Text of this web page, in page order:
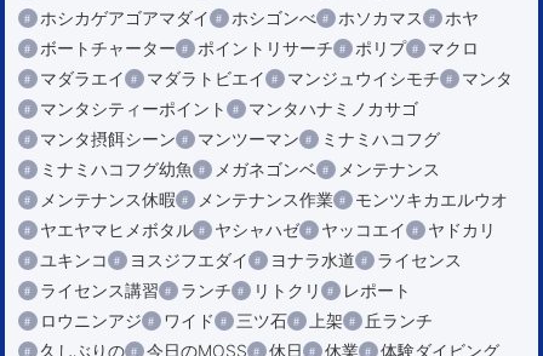
ホシカゲアゴアマダイ
ホシゴンべ ホソカマス
ホヤ
ボートチャーター
ポイントリサーチ ポリプ
マクロ
マダラエイ
マダラトビエイ マンジュウイシモチ
マンタ
マンタシティーポイント
マンタハナミノカサゴ
マンタ摂餌シーン
マンツーマン
ミナミハコフグ
ミナミハコフグ幼魚
メガネゴンベ
メンテナンス
メンテナンス休暇
メンテナンス作業
モンツキカエルウオ
ヤエヤマヒメボタル
ヤシャハゼ ヤッコエイ
ヤドカリ
ユキンコ
ヨスジフエダイ ヨナラ水道
ライセンス
ライセンス講習
ランチ リトクリ
レポート
ロウニンアジ
ワイド 三ツ石 上架
丘ランチ
久しぶりの
今日のMOSS 休日 休業
体験ダイビング